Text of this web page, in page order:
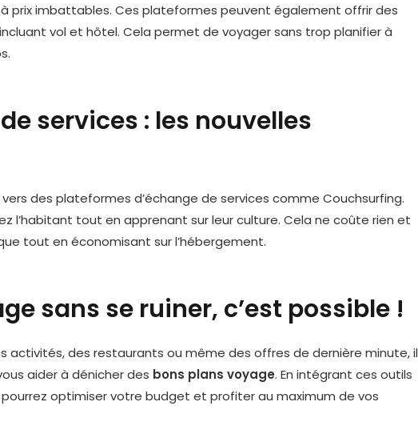
prix imbattables. Ces plateformes peuvent également offrir des
vol et hôtel. Cela permet de voyager sans trop planifier à
services : les nouvelles
des plateformes d’échange de services comme Couchsurfing.
l’habitant tout en apprenant sur leur culture. Cela ne coûte rien et
tout en économisant sur l’hébergement.
sans se ruiner, c’est possible !
activités, des restaurants ou même des offres de dernière minute, il
aider à dénicher des bons plans voyage. En intégrant ces outils
optimiser votre budget et profiter au maximum de vos